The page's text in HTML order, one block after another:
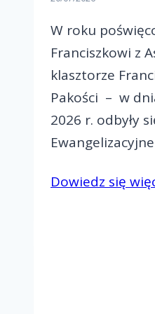
W roku
Franciszkowi z
klasztorze
Pakości – w
2026 r. odbyły
Dowiedz się